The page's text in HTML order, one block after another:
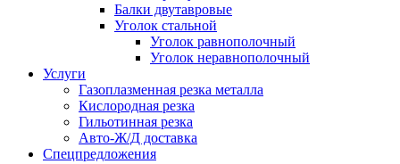
Балки двутавровые
Уголок стальной
Уголок равнополочный
Уголок неравнополочный
Услуги
Газоплазменная резка металла
Кислородная резка
Гильотинная резка
Авто-Ж/Д доставка
Спецпредложения